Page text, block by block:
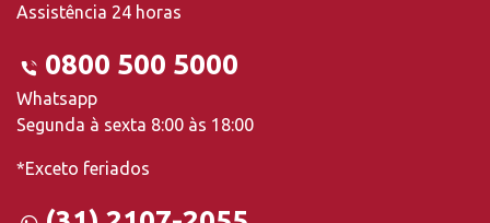
Assistência 24 horas
0800 500 5000
Whatsapp
Segunda à sexta 8:00 às 18:00
*Exceto feriados